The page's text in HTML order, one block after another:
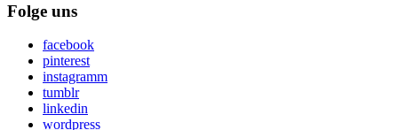
Folge uns
facebook
pinterest
instagramm
tumblr
linkedin
wordpress